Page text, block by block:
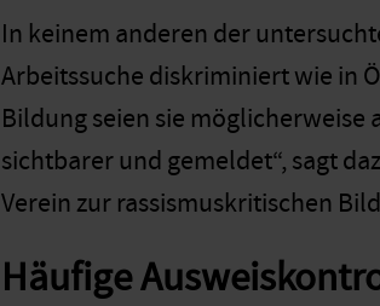
In keinem anderen der
Arbeitssuche diskriminiert wie in
Bildung seien sie
sichtbarer und gemeldet“, sagt
Verein zur rassismuskritischen
Häufige